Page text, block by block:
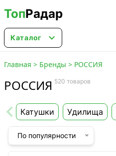
ТопРадар
Каталог 
Главная > Бренды > РОССИЯ
РОССИЯ 520 товаров
Катушки Удилища
По популярности